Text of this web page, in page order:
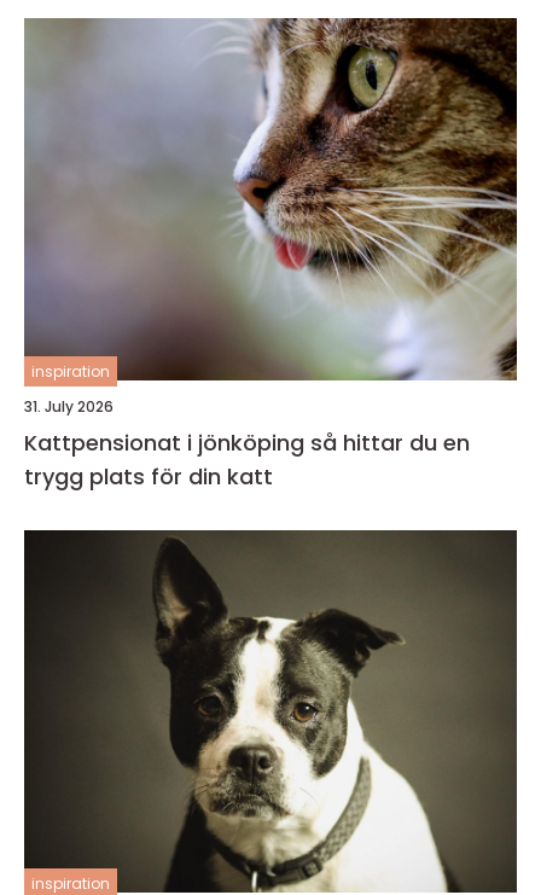
inspiration
31. July 2026
Kattpensionat i jönköping så hittar du en
trygg plats för din katt
inspiration